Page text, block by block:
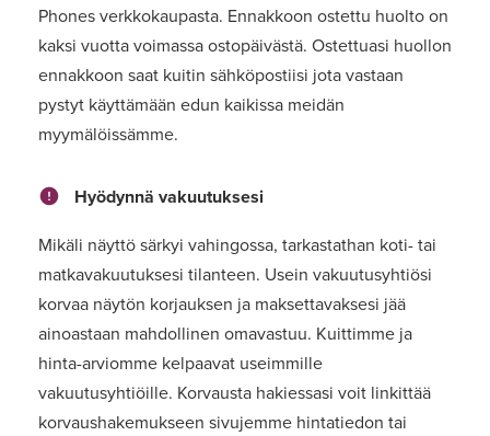
Phones verkkokaupasta. Ennakkoon ostettu huolto on
kaksi vuotta voimassa ostopäivästä. Ostettuasi huollon
ennakkoon saat kuitin sähköpostiisi jota vastaan
pystyt käyttämään edun kaikissa meidän
myymälöissämme.
Hyödynnä vakuutuksesi
Mikäli näyttö särkyi vahingossa, tarkastathan koti- tai
matkavakuutuksesi tilanteen. Usein vakuutusyhtiösi
korvaa näytön korjauksen ja maksettavaksesi jää
ainoastaan mahdollinen omavastuu. Kuittimme ja
hinta-arviomme kelpaavat useimmille
vakuutusyhtiöille. Korvausta hakiessasi voit linkittää
korvaushakemukseen sivujemme hintatiedon tai